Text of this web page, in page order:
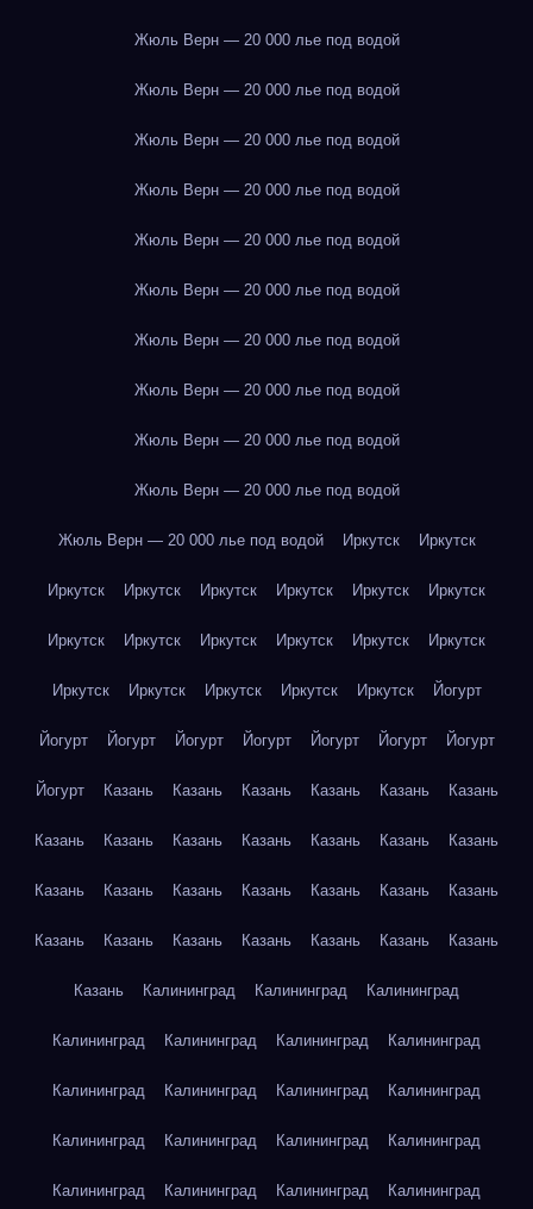
Жюль Верн — 20 000 лье под водой
Жюль Верн — 20 000 лье под водой
Жюль Верн — 20 000 лье под водой
Жюль Верн — 20 000 лье под водой
Жюль Верн — 20 000 лье под водой
Жюль Верн — 20 000 лье под водой
Жюль Верн — 20 000 лье под водой
Жюль Верн — 20 000 лье под водой
Жюль Верн — 20 000 лье под водой
Жюль Верн — 20 000 лье под водой
Жюль Верн — 20 000 лье под водой Иркутск Иркутск
Иркутск Иркутск Иркутск Иркутск Иркутск Иркутск
Иркутск Иркутск Иркутск Иркутск Иркутск Иркутск
Иркутск Иркутск Иркутск Иркутск Иркутск Йогурт
Йогурт Йогурт Йогурт Йогурт Йогурт Йогурт Йогурт
Йогурт Казань Казань Казань Казань Казань Казань
Казань Казань Казань Казань Казань Казань Казань
Казань Казань Казань Казань Казань Казань Казань
Казань Казань Казань Казань Казань Казань Казань
Казань Калининград Калининград Калининград
Калининград Калининград Калининград Калининград
Калининград Калининград Калининград Калининград
Калининград Калининград Калининград Калининград
Калининград Калининград Калининград Калининград